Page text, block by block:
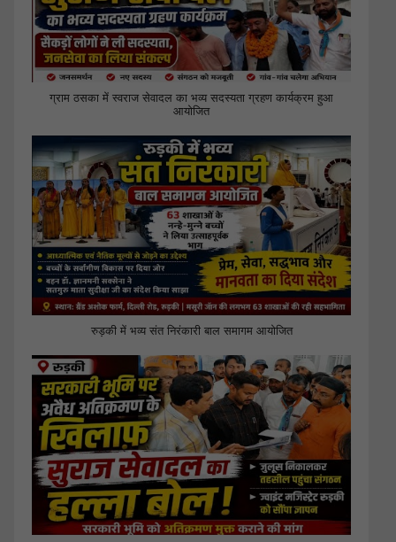
ग्राम ठसका में स्वराज सेवादल का भव्य सदस्यता ग्रहण कार्यक्रम हुआ
आयोजित
रुड़की में भव्य संत निरंकारी बाल समागम आयोजित